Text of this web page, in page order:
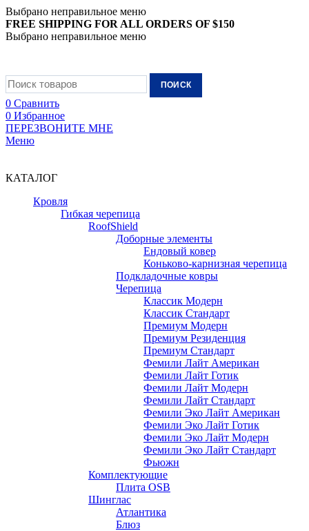
Выбрано неправильное меню
FREE SHIPPING FOR ALL ORDERS OF $150
Выбрано неправильное меню
ПОИСК
0 Сравнить
0 Избранное
ПЕРЕЗВОНИТЕ МНЕ
Меню
КАТАЛОГ
Кровля
Гибкая черепица
RoofShield
Доборные элементы
Ендовый ковер
Коньково-карнизная черепица
Подкладочные ковры
Черепица
Классик Модерн
Классик Стандарт
Премиум Модерн
Премиум Резиденция
Премиум Стандарт
Фемили Лайт Американ
Фемили Лайт Готик
Фемили Лайт Модерн
Фемили Лайт Стандарт
Фемили Эко Лайт Американ
Фемили Эко Лайт Готик
Фемили Эко Лайт Модерн
Фемили Эко Лайт Стандарт
Фьюжн
Комплектующие
Плита OSB
Шинглас
Атлантика
Блюз